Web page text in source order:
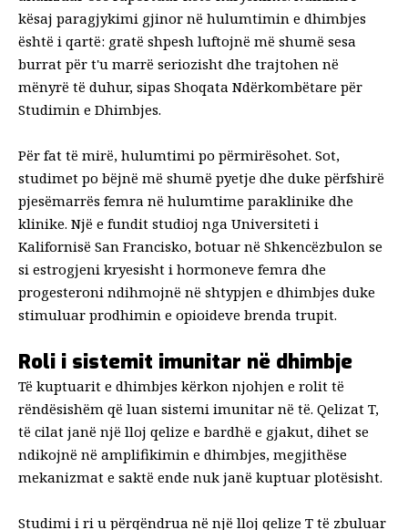
kësaj paragjykimi gjinor në hulumtimin e dhimbjes
është i qartë: gratë shpesh luftojnë më shumë sesa
burrat për t'u marrë seriozisht dhe trajtohen në
mënyrë të duhur, sipas Shoqata Ndërkombëtare për
Studimin e Dhimbjes.
Për fat të mirë, hulumtimi po përmirësohet. Sot,
studimet po bëjnë më shumë pyetje dhe duke përfshirë
pjesëmarrës femra në hulumtime paraklinike dhe
klinike. Një e fundit studioj nga Universiteti i
Kalifornisë San Francisko, botuar në Shkencëzbulon se
si estrogjeni kryesisht i hormoneve femra dhe
progesteroni ndihmojnë në shtypjen e dhimbjes duke
stimuluar prodhimin e opioideve brenda trupit.
Roli i sistemit imunitar në dhimbje
Të kuptuarit e dhimbjes kërkon njohjen e rolit të
rëndësishëm që luan sistemi imunitar në të. Qelizat T,
të cilat janë një lloj qelize e bardhë e gjakut, dihet se
ndikojnë në amplifikimin e dhimbjes, megjithëse
mekanizmat e saktë ende nuk janë kuptuar plotësisht.
Studimi i ri u përqëndrua në një lloj qelize T të zbuluar